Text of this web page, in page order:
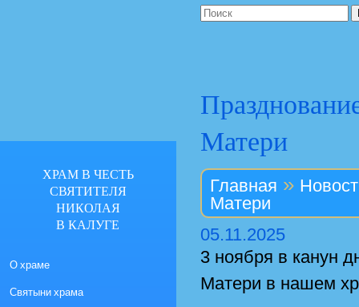
Матери
Главная »
Матери
05.11.2025
3 ноября в канун
Матери в нашем
ХРАМ В ЧЕСТЬ
СВЯТИТЕЛЯ
НИКОЛАЯ
В КАЛУГЕ
О храме
Святыни храма